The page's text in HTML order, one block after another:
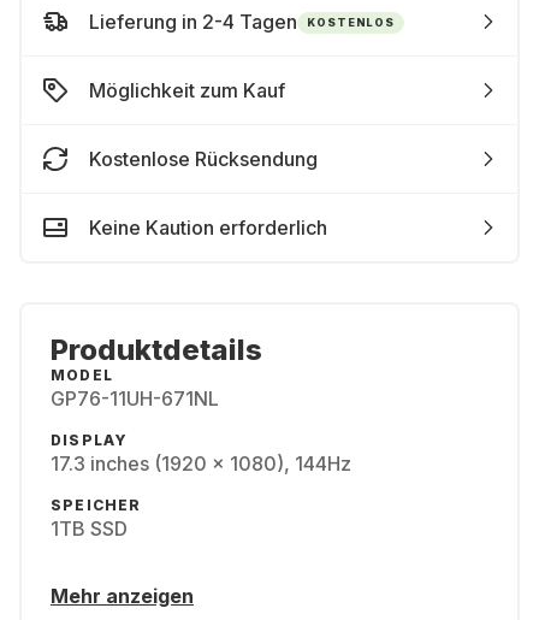
Lieferung in 2-4 Tagen KOSTENLOS
Möglichkeit zum Kauf
Kostenlose Rücksendung
Keine Kaution erforderlich
Produktdetails
MODEL
GP76-11UH-671NL
DISPLAY
17.3 inches (1920 x 1080), 144Hz
SPEICHER
1TB SSD
Mehr anzeigen